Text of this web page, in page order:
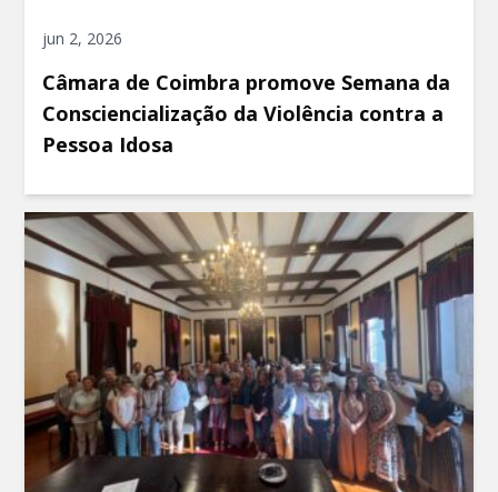
jun 2, 2026
Câmara de Coimbra promove Semana da
Consciencialização da Violência contra a
Pessoa Idosa